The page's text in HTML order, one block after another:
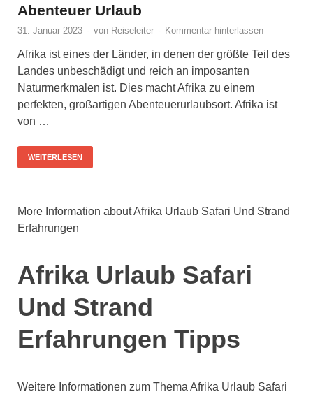
Abenteuer Urlaub
31. Januar 2023 - von Reiseleiter - Kommentar hinterlassen
Afrika ist eines der Länder, in denen der größte Teil des
Landes unbeschädigt und reich an imposanten
Naturmerkmalen ist. Dies macht Afrika zu einem
perfekten, großartigen Abenteuerurlaubsort. Afrika ist
von …
WEITERLESEN
More Information about Afrika Urlaub Safari Und Strand
Erfahrungen
Afrika Urlaub Safari
Und Strand
Erfahrungen Tipps
Weitere Informationen zum Thema Afrika Urlaub Safari